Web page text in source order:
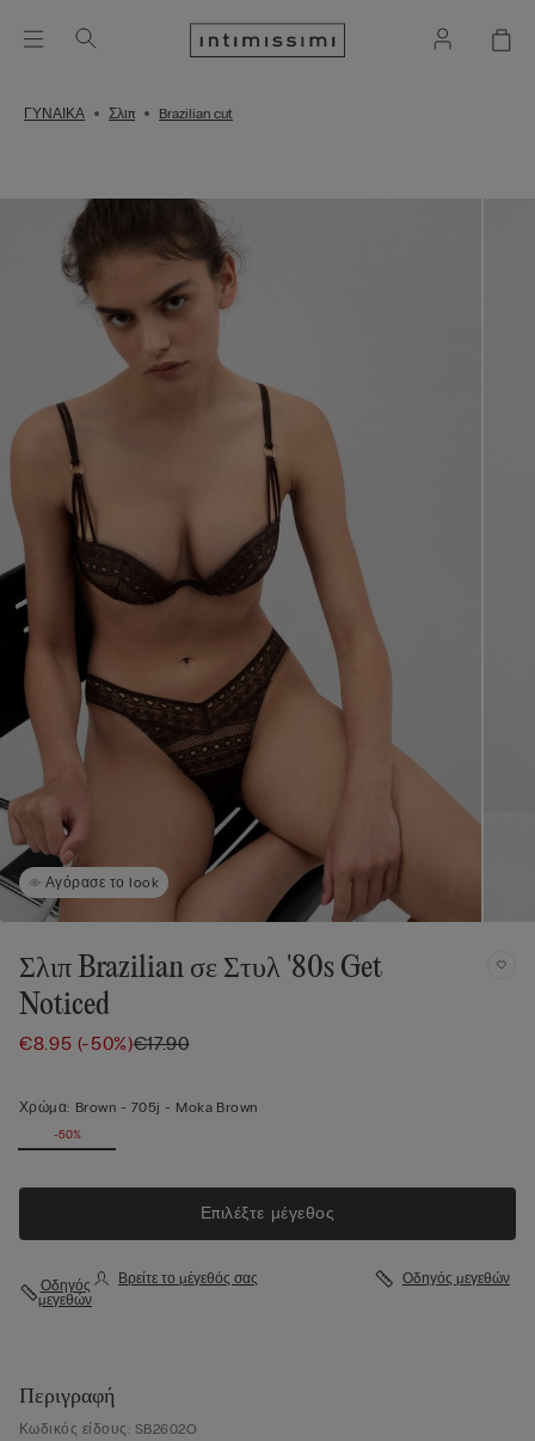
ΓΥΝΑΙΚΑ Σλιπ Brazilian cut
Αγόρασε το look
Σλιπ Brazilian σε Στυλ '80s Get
Noticed
€8.95 (-50%)€17.90
Χρώμα: Brown - 705j - Moka Brown
-50%
Επιλέξτε μέγεθος
Οδηγός
μεγεθών
Βρείτε το μέγεθός σας Οδηγός μεγεθών
Περιγραφή
Κωδικός είδους: SB2602O